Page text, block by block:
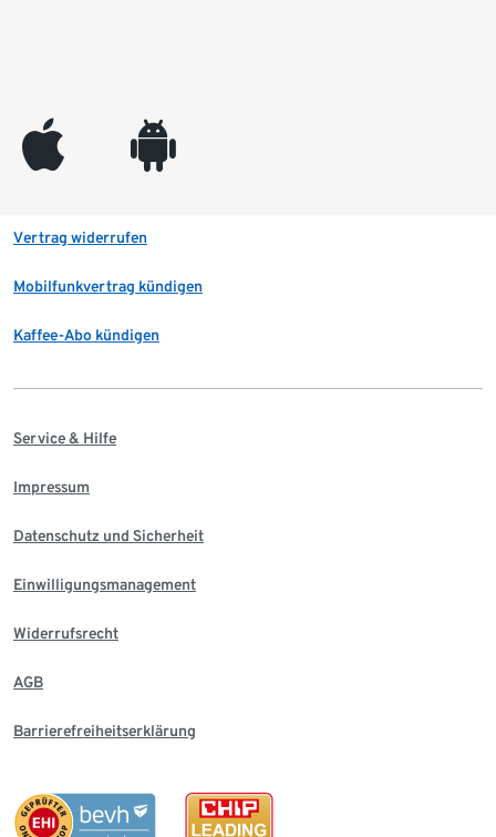
appleinc android
Vertrag widerrufen
Mobilfunkvertrag kündigen
Kaffee-Abo kündigen
Service & Hilfe
Impressum
Datenschutz und Sicherheit
Einwilligungsmanagement
Widerrufsrecht
AGB
Barrierefreiheitserklärung